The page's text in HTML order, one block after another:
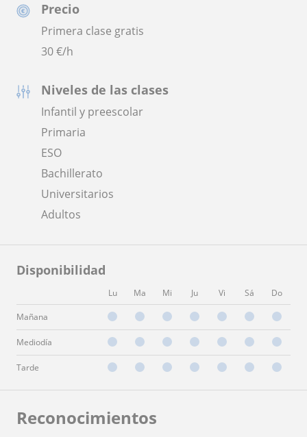
Precio
Primera clase gratis
30€/h
Niveles de las clases
Infantil y preescolar
Primaria
ESO
Bachillerato
Universitarios
Adultos
Disponibilidad
Lu Ma Mi Ju Vi Sá Do
Mañana
Mediodía
Tarde
Reconocimientos